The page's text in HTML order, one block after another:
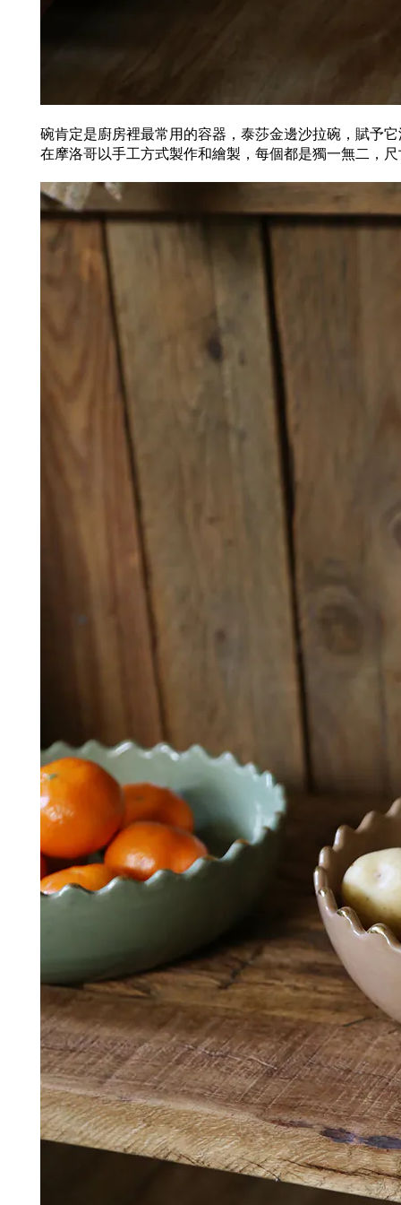
碗肯定是廚房裡最常用的容器，泰莎金邊沙拉碗， 賦予
在摩洛哥以手工方式製作和繪製，每個都是獨一無二，